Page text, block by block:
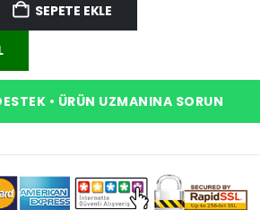
SEPETE EKLE
• ÜRÜN UZMANINA SORUN